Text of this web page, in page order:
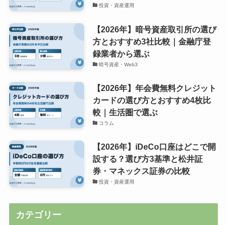
投資・資産運用
【2026年】暗号資産取引所の選び
方とおすすめ3社比較｜金融庁登
録業者から選ぶ
暗号資産・Web3
【2026年】年会費無料クレジット
カードの選び方とおすすめ4枚比
較｜生活圏で選ぶ
コラム
【2026年】iDeCo口座はどこで開
設する？選び方3基準と松井証
券・マネックス証券の比較
投資・資産運用
カテゴリー